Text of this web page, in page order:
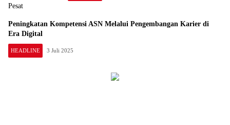
Peningkatan Kompetensi ASN Melalui Pengembangan Karier di
Era Digital
HEADLINE 3 Juli 2025